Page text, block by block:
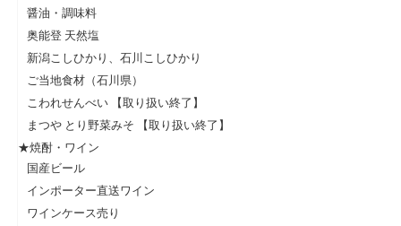
醤油・調味料
奥能登 天然塩
新潟こしひかり、石川こしひかり
ご当地食材（石川県）
こわれせんべい 【取り扱い終了】
まつや とり野菜みそ 【取り扱い終了】
★焼酎・ワイン
国産ビール
インポーター直送ワイン
ワインケース売り